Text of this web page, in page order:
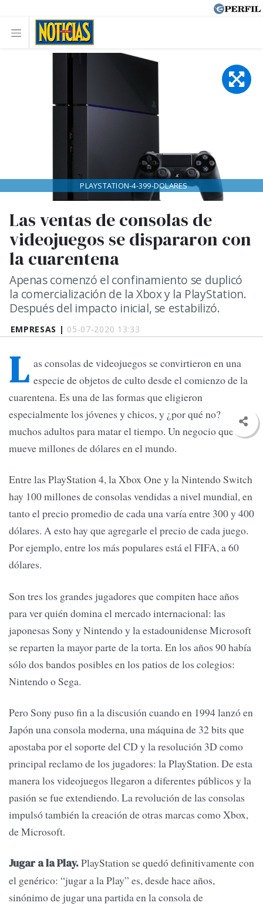
EMPRESAS | 05-07-2020 13:33
Las ventas de consolas de
videojuegos se dispararon con
la cuarentena
Apenas comenzó el confinamiento se duplicó
la comercialización de la Xbox y la PlayStation.
Después del impacto inicial, se estabilizó.
PLAYSTATION-4-399-DOLARES
L as consolas de videojuegos se convirtieron en una
especie de objetos de culto desde el comienzo de la
cuarentena. Es una de las formas que eligieron
especialmente los jóvenes y chicos, y ¿por qué no?
muchos adultos para matar el tiempo. Un negocio que
mueve millones de dólares en el mundo.
Entre las PlayStation 4, la Xbox One y la Nintendo Switch
hay 100 millones de consolas vendidas a nivel mundial, en
tanto el precio promedio de cada una varía entre 300 y 400
dólares. A esto hay que agregarle el precio de cada juego.
Por ejemplo, entre los más populares está el FIFA, a 60
dólares.
Son tres los grandes jugadores que compiten hace años
para ver quién domina el mercado internacional: las
japonesas Sony y Nintendo y la estadounidense Microsoft
se reparten la mayor parte de la torta. En los años 90 había
sólo dos bandos posibles en los patios de los colegios:
Nintendo o Sega.
Pero Sony puso fin a la discusión cuando en 1994 lanzó en
Japón una consola moderna, una máquina de 32 bits que
apostaba por el soporte del CD y la resolución 3D como
principal reclamo de los jugadores: la PlayStation. De esta
manera los videojuegos llegaron a diferentes públicos y la
pasión se fue extendiendo. La revolución de las consolas
impulsó también la creación de otras marcas como Xbox,
de Microsoft.
Jugar a la Play.PlayStation se quedó definitivamente con
el genérico: “jugar a la Play” es, desde hace años,
sinónimo de jugar una partida en la consola de